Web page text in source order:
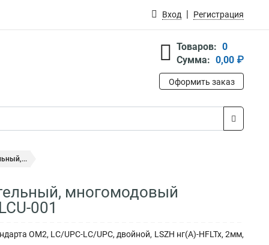
Вход Регистрация
Товаров: 0
Сумма: 0,00 ₽
Оформить заказ
многомодовый
001
ОМ2, LC/UPC-LC/UPC, двойной, LSZH нг(A)-HFLTx, 2мм,